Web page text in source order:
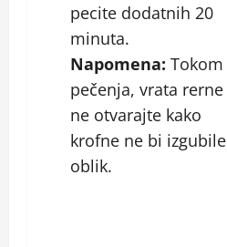
pecite dodatnih 20
minuta.
Napomena: Tokom
pečenja, vrata rerne
ne otvarajte kako
krofne ne bi izgubile
oblik.